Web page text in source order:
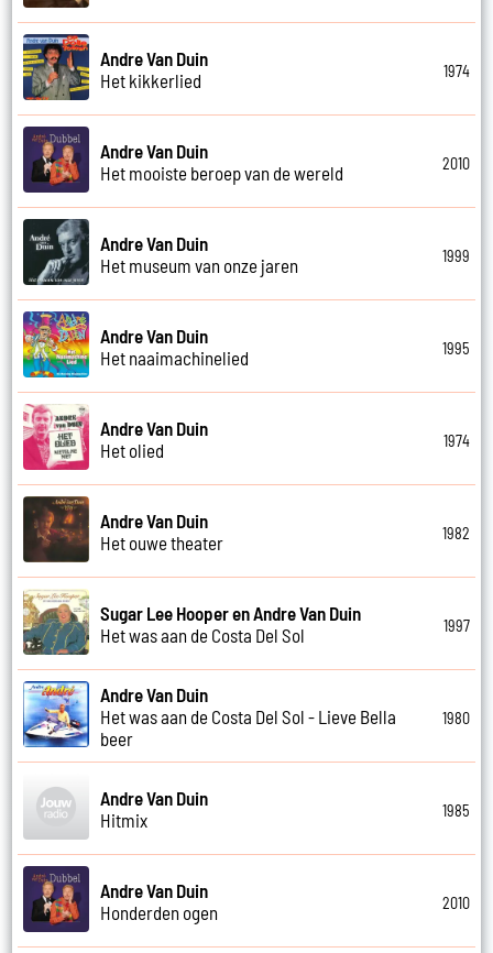
Andre Van Duin
Het kikkerlied
1974
Andre Van Duin
Het mooiste beroep van de wereld
2010
Andre Van Duin
Het museum van onze jaren
1999
Andre Van Duin
Het naaimachinelied
1995
Andre Van Duin
Het olied
1974
Andre Van Duin
Het ouwe theater
1982
Sugar Lee Hooper en Andre Van Duin
Het was aan de Costa Del Sol
1997
Andre Van Duin
Het was aan de Costa Del Sol - Lieve Bella
beer
1980
Andre Van Duin
Hitmix
1985
Andre Van Duin
Honderden ogen
2010